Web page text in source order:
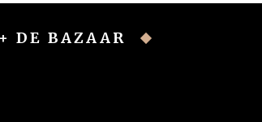
DE BAZAAR